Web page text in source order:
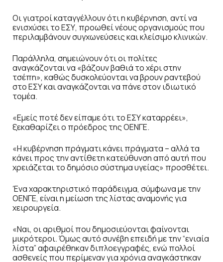
Οι γιατροί καταγγέλλουν ότι η κυβέρνηση, αντί να
ενισχύσει το ΕΣΥ, προωθεί νέους οργανισμούς που
περιλαμβάνουν συγχωνεύσεις και κλείσιμο κλινικών.
Παράλληλα, σημειώνουν ότι οι πολίτες
αναγκάζονται να «βάζουν βαθιά το χέρι στην
τσέπη», καθώς δυσκολεύονται να βρουν ραντεβού
στο ΕΣΥ και αναγκάζονται να πάνε στον ιδιωτικό
τομέα.
«Εμείς ποτέ δεν είπαμε ότι το ΕΣΥ καταρρέει»,
ξεκαθαρίζει ο πρόεδρος της ΟΕΝΓΕ.
«Η κυβέρνηση πράγματι κάνει πράγματα – αλλά τα
κάνει προς την αντίθετη κατεύθυνση από αυτή που
χρειάζεται το δημόσιο σύστημα υγείας» προσθέτει.
Ένα χαρακτηριστικό παράδειγμα, σύμφωνα με την
ΟΕΝΓΕ, είναι η μείωση της λίστας αναμονής για
χειρουργεία.
«Ναι, οι αριθμοί που δημοσιεύονται φαίνονται
μικρότεροι. Όμως αυτό συνέβη επειδή με την “ενιαία
λίστα” αφαιρέθηκαν διπλοεγγραφές, ενώ πολλοί
ασθενείς που περίμεναν για χρόνια αναγκάστηκαν